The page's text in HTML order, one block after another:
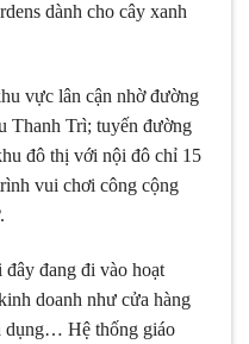
dành cho cây xanh
vực lân cận nhờ đường
Thanh Trì; tuyến đường
đô thị với nội đô chỉ 15
vui chơi công cộng
đang đi vào hoạt
doanh như cửa hàng
dụng… Hệ thống giáo